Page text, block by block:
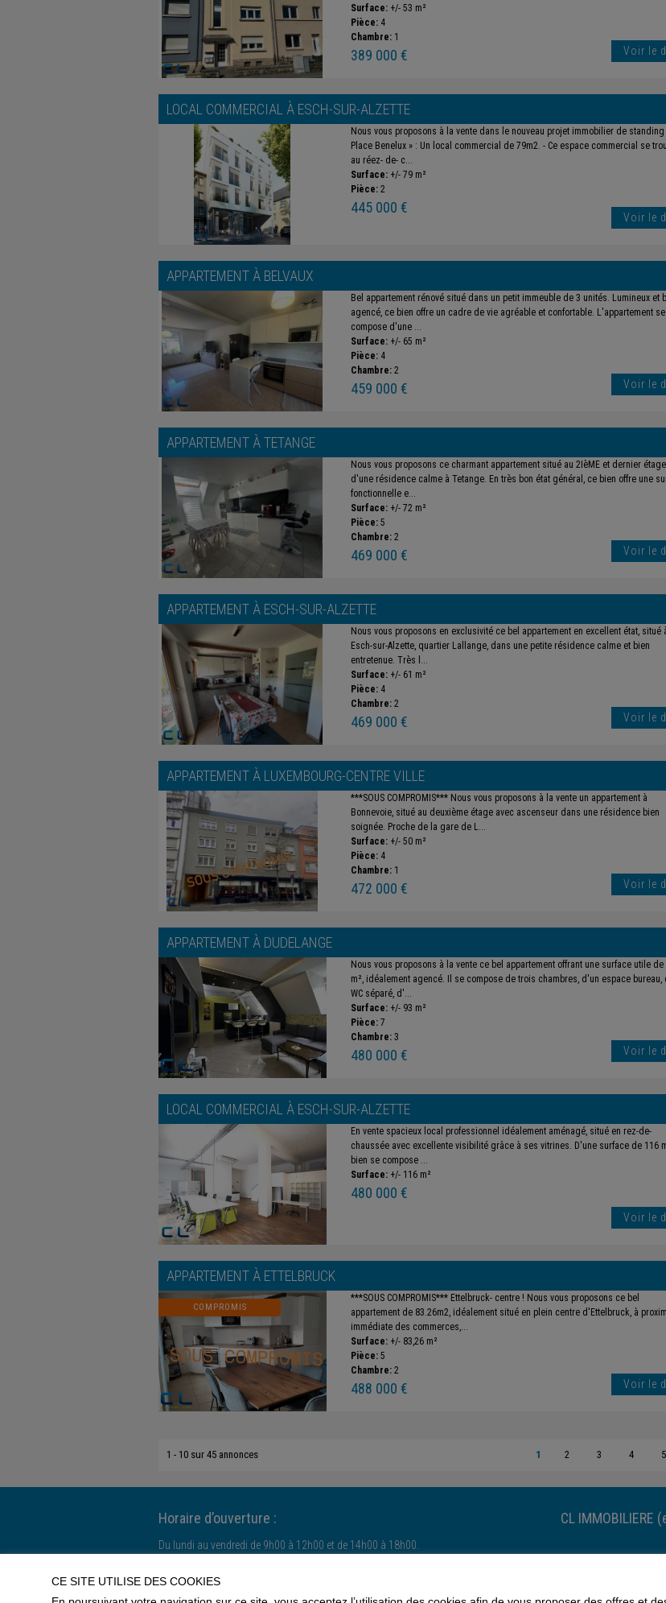
Surface: +/- 53 m²
Pièce: 4
Chambre: 1
389 000 € Voir le
LOCAL COMMERCIAL À ESCH-SUR-ALZETTE
Nous vous proposons à la vente dans le nouveau projet immobilier de standing
Place Benelux » : Un local commercial de 79m2. - Ce espace commercial se
au réez- de- c...
Surface: +/- 79 m²
Pièce: 2
445 000 €
Voir le
APPARTEMENT À BELVAUX
Bel appartement rénové situé dans un petit immeuble de 3 unités. Lumineux et
agencé, ce bien offre un cadre de vie agréable et confortable. L'appartement se
compose d'une ...
Surface: +/- 65 m²
Pièce: 4
Chambre: 2
459 000 € Voir le
APPARTEMENT ÀTETANGE
Nous vous proposons ce charmant appartement situé au 2IèME et dernier étage
d'une résidence calme à Tetange. En très bon état général, ce bien offre une
fonctionnelle e...
Surface: +/- 72 m²
Pièce: 5
Chambre: 2
469 000 € Voir le
APPARTEMENT À ESCH-SUR-ALZETTE
Nous vous proposons en exclusivité ce bel appartement en excellent état, situé
Esch-sur-Alzette, quartier Lallange, dans une petite résidence calme et bien
entretenue. Très l...
Surface: +/- 61 m²
Pièce: 4
Chambre: 2
469 000 € Voir le
APPARTEMENT À LUXEMBOURG-CENTRE VILLE
***SOUS COMPROMIS*** Nous vous proposons à la vente un appartement à
Bonnevoie, situé au deuxième étage avec ascenseur dans une résidence bien
soignée. Proche de la gare de L...
Surface: +/- 50 m²
Pièce: 4
Chambre: 1
472 000 € Voir le
APPARTEMENT À DUDELANGE
Nous vous proposons à la vente ce bel appartement offrant une surface utile de
m², idéalement agencé. Il se compose de trois chambres, d'un espace bureau,
WC séparé, d'...
Surface: +/- 93 m²
Pièce: 7
Chambre: 3
480 000 € Voir le
LOCAL COMMERCIAL À ESCH-SUR-ALZETTE
En vente spacieux local professionnel idéalement aménagé, situé en rez-de-
chaussée avec excellente visibilité grâce à ses vitrines. D'une surface de 116
bien se compose ...
Surface: +/- 116 m²
480 000 €
Voir le
APPARTEMENT À ETTELBRUCK
COMPROMIS
***SOUS COMPROMIS*** Ettelbruck- centre ! Nous vous proposons ce bel
appartement de 83.26m2, idéalement situé en plein centre d'Ettelbruck, à
immédiate des commerces,...
Surface: +/- 83,26 m²
Pièce: 5
Chambre: 2
488 000 € Voir le
1 - 10 sur 45 annonces 1 2 3 4 5
Horaire d’ouverture :
Du lundi au vendredi de 9h00 à 12h00 et de 14h00 à 18h00.
CL IMMOBILIERE
CE SITE UTILISE DES COOKIES